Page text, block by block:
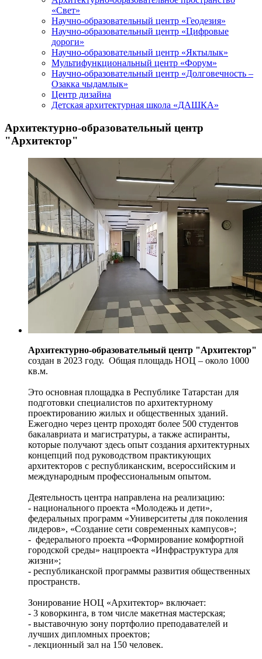
«Свет»
Научно-образовательный центр «Геодезия»
Научно-образовательный центр «Цифровые
дороги»
Научно-образовательный центр «Яктылык»
Мультифункциональный центр «Форум»
Научно-образовательный центр «Долговечность –
Озакка чыдамлык»
Центр дизайна
Детская архитектурная школа «ДАШКА»
Архитектурно-образовательный центр
"Архитектор"
Архитектурно-образовательный центр "Архитектор"
создан в 2023 году. Общая площадь НОЦ – около 1000
кв.м.
Это основная площадка в Республике Татарстан для
подготовки специалистов по архитектурному
проектированию жилых и общественных зданий.
Ежегодно через центр проходят более 500 студентов
бакалавриата и магистратуры, а также аспиранты,
которые получают здесь опыт создания архитектурных
концепций под руководством практикующих
архитекторов с республиканским, всероссийским и
международным профессиональным опытом.
Деятельность центра направлена на реализацию:
- национального проекта «Молодежь и дети»,
федеральных программ «Университеты для поколения
лидеров», «Создание сети современных кампусов»;
- федерального проекта «Формирование комфортной
городской среды» нацпроекта «Инфраструктура для
жизни»;
- республиканской программы развития общественных
пространств.
Зонирование НОЦ «Архитектор» включает:
- 3 коворкинга, в том числе макетная мастерская;
- выставочную зону портфолио преподавателей и
лучших дипломных проектов;
- лекционный зал на 150 человек.